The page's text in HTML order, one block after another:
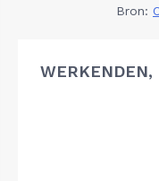
Bron:
WERKENDEN,